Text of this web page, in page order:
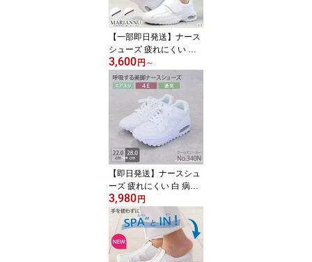
ールド 送料無料
【一部即日発送】ナース
シューズ 疲れにくい 白
看護師 マリアンヌ V2 医
療用 病院 介護士 男女兼
用 靴 アクティブ バリュ
ー ホワイト リハビリ ク
リニック 軽量 クッショ
ン性 メッシュ マジック
テープ ムレにくい レデ
ィース メンズ 送料無料
3,600円 ～
【即日発送】ナースシュ
ーズ 疲れにくい 白 病院
看護師 クール 340N 厚底
脚長効果 美脚 エアーク
ッション カップインソー
ル 男女兼用 メンズ レデ
ィース 女性用 男性用 モ
3,980円